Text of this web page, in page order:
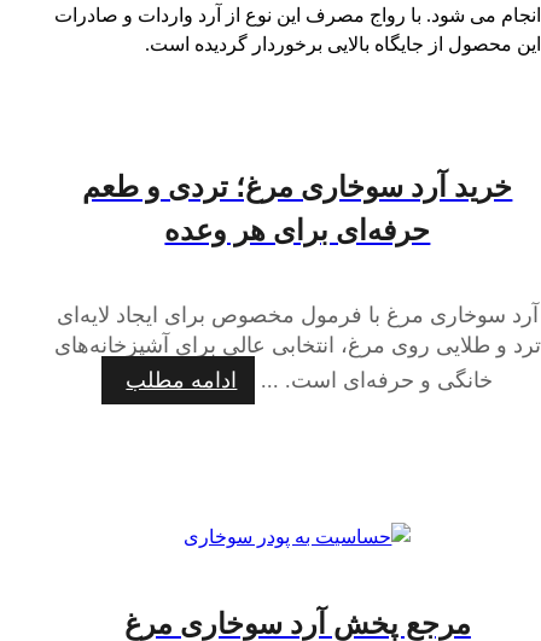
انجام می شود. با رواج مصرف این نوع از آرد واردات و صادرات
این محصول از جایگاه بالایی برخوردار گردیده است.
خرید آرد سوخاری مرغ؛ تردی و طعم
حرفه‌ای برای هر وعده
آرد سوخاری مرغ با فرمول مخصوص برای ایجاد لایه‌ای
ترد و طلایی روی مرغ، انتخابی عالی برای آشپزخانه‌های
خانگی و حرفه‌ای است. ...
ادامه مطلب
مرجع پخش آرد سوخاری مرغ